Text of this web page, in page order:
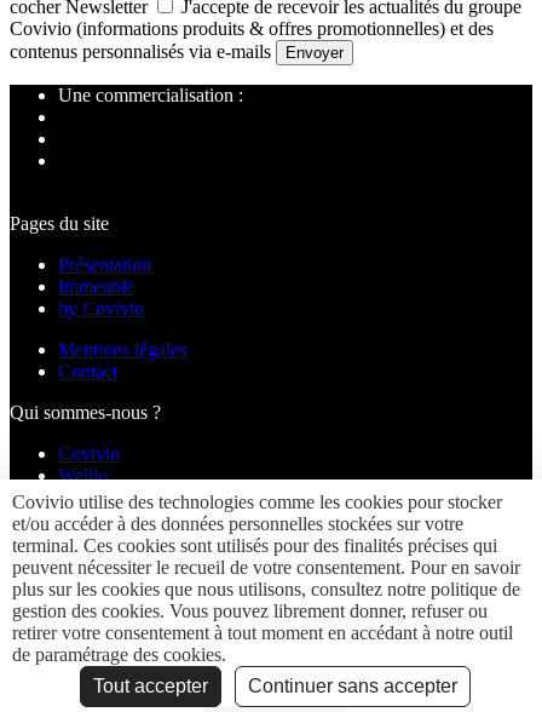
cocher Newsletter
J'accepte de recevoir les actualités du groupe
Covivio (informations produits & offres promotionnelles) et des
contenus personnalisés via e-mails
Une commercialisation :
Pages du site
Présentation
Immeuble
by Covivio
Mentions légales
Contact
Qui sommes-nous ?
Covivio
Wellio
Nos autres immeubles
Restons connectés
instagram linkedin youtube
Politique de confidentialité
Gestion des cookies
Plan du site
Covivio utilise des technologies comme les cookies pour stocker
et/ou accéder à des données personnelles stockées sur votre
terminal. Ces cookies sont utilisés pour des finalités précises qui
peuvent nécessiter le recueil de votre consentement. Pour en savoir
plus sur les cookies que nous utilisons, consultez notre politique de
gestion des cookies. Vous pouvez librement donner, refuser ou
retirer votre consentement à tout moment en accédant à notre outil
de paramétrage des cookies.
Tout accepter
Continuer sans accepter